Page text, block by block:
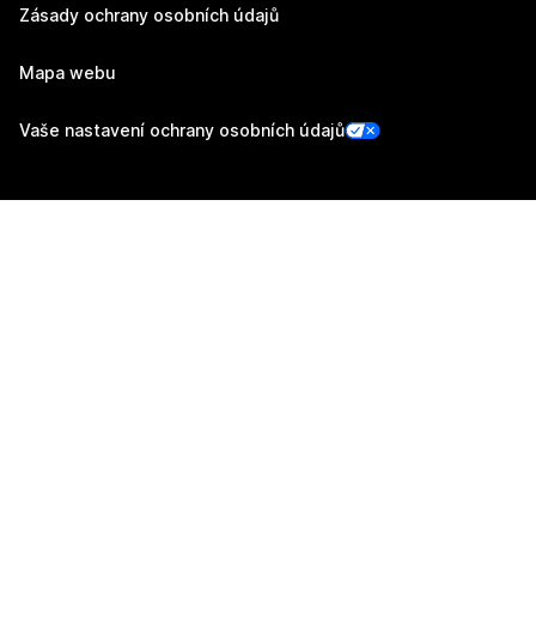
Zásady ochrany osobních údajů
Mapa webu
Vaše nastavení ochrany osobních údajů